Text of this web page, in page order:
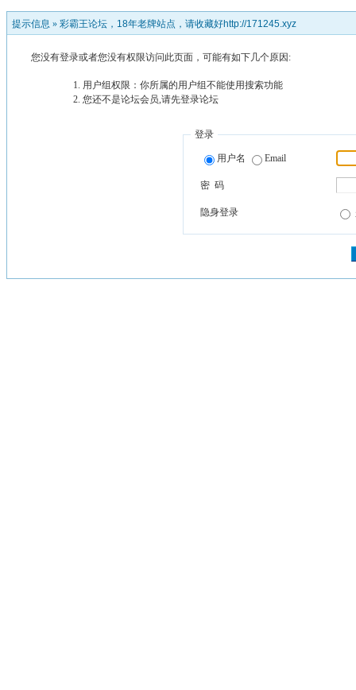
提示信息 » 彩霸王论坛，18年老牌站点，请收藏好http://171245.xyz
您没有登录或者您没有权限访问此页面，可能有如下几个原因:
用户组权限：你所属的用户组不能使用搜索功能
您还不是论坛会员,请先登录论坛
登录
用户名 Email
密 码
隐身登录